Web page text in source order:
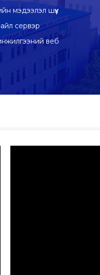
мэдээлэл шүүх
сервэр
веб